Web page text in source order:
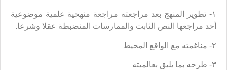
١- تطوير المنهج بعد مراجعته مراجعة منهحية علمية موضوعية
أحد مراجعها النص الثابت والممارسات المنضبطة عقلا وشرعا.
٢- مناغمته مع الواقع المحيط
٣- طرحه بما يليق بعالميته